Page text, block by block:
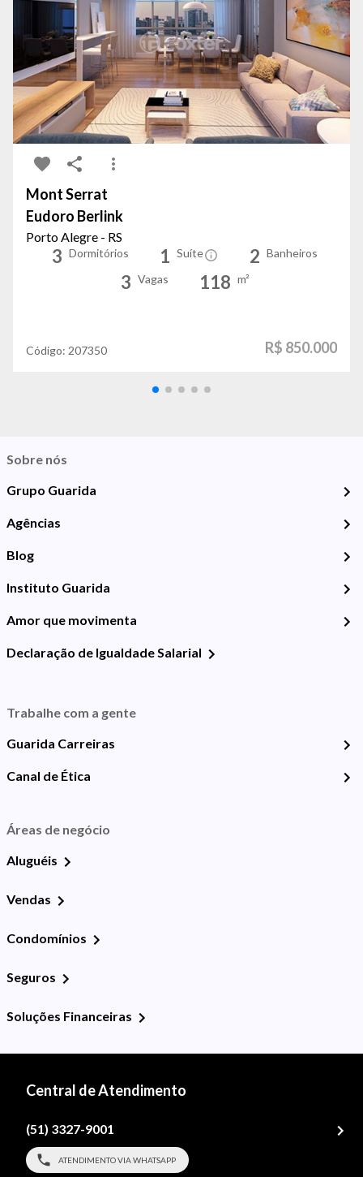
Mont Serrat
Eudoro Berlink
Porto Alegre - RS
3 Dormitórios 1 Suíte 2 Banheiros
3 Vagas 118 m²
Código: 207350 R$ 850.000
Sobre nós
Grupo Guarida
Agências
Blog
Instituto Guarida
Amor que movimenta
Declaração de Igualdade Salarial
Trabalhe com a gente
Guarida Carreiras
Canal de Ética
Áreas de negócio
Aluguéis
Vendas
Condomínios
Seguros
Soluções Financeiras
Central de Atendimento
(51) 3327-9001
ATENDIMENTO VIA WHATSAPP